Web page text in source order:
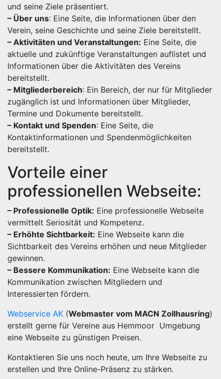
und seine Ziele präsentiert.
– Über uns: Eine Seite, die Informationen über den
Verein, seine Geschichte und seine Ziele bereitstellt.
– Aktivitäten und Veranstaltungen: Eine Seite, die
aktuelle und zukünftige Veranstaltungen auflistet und
Informationen über die Aktivitäten des Vereins
bereitstellt.
– Mitgliederbereich: Ein Bereich, der nur für Mitglieder
zugänglich ist und Informationen über Mitglieder,
Termine und Dokumente bereitstellt.
– Kontakt und Spenden: Eine Seite, die
Kontaktinformationen und Spendenmöglichkeiten
bereitstellt.
Vorteile einer
professionellen Webseite:
– Professionelle Optik: Eine professionelle Webseite
vermittelt Seriosität und Kompetenz.
– Erhöhte Sichtbarkeit: Eine Webseite kann die
Sichtbarkeit des Vereins erhöhen und neue Mitglieder
gewinnen.
– Bessere Kommunikation: Eine Webseite kann die
Kommunikation zwischen Mitgliedern und
Interessierten fördern.
Webservice AK (Webmaster vom MACN Zollhausring)
erstellt gerne für Vereine aus Hemmoor Umgebung
eine Webseite zu günstigen Preisen.
Kontaktieren Sie uns noch heute, um Ihre Webseite zu
erstellen und Ihre Online-Präsenz zu stärken.